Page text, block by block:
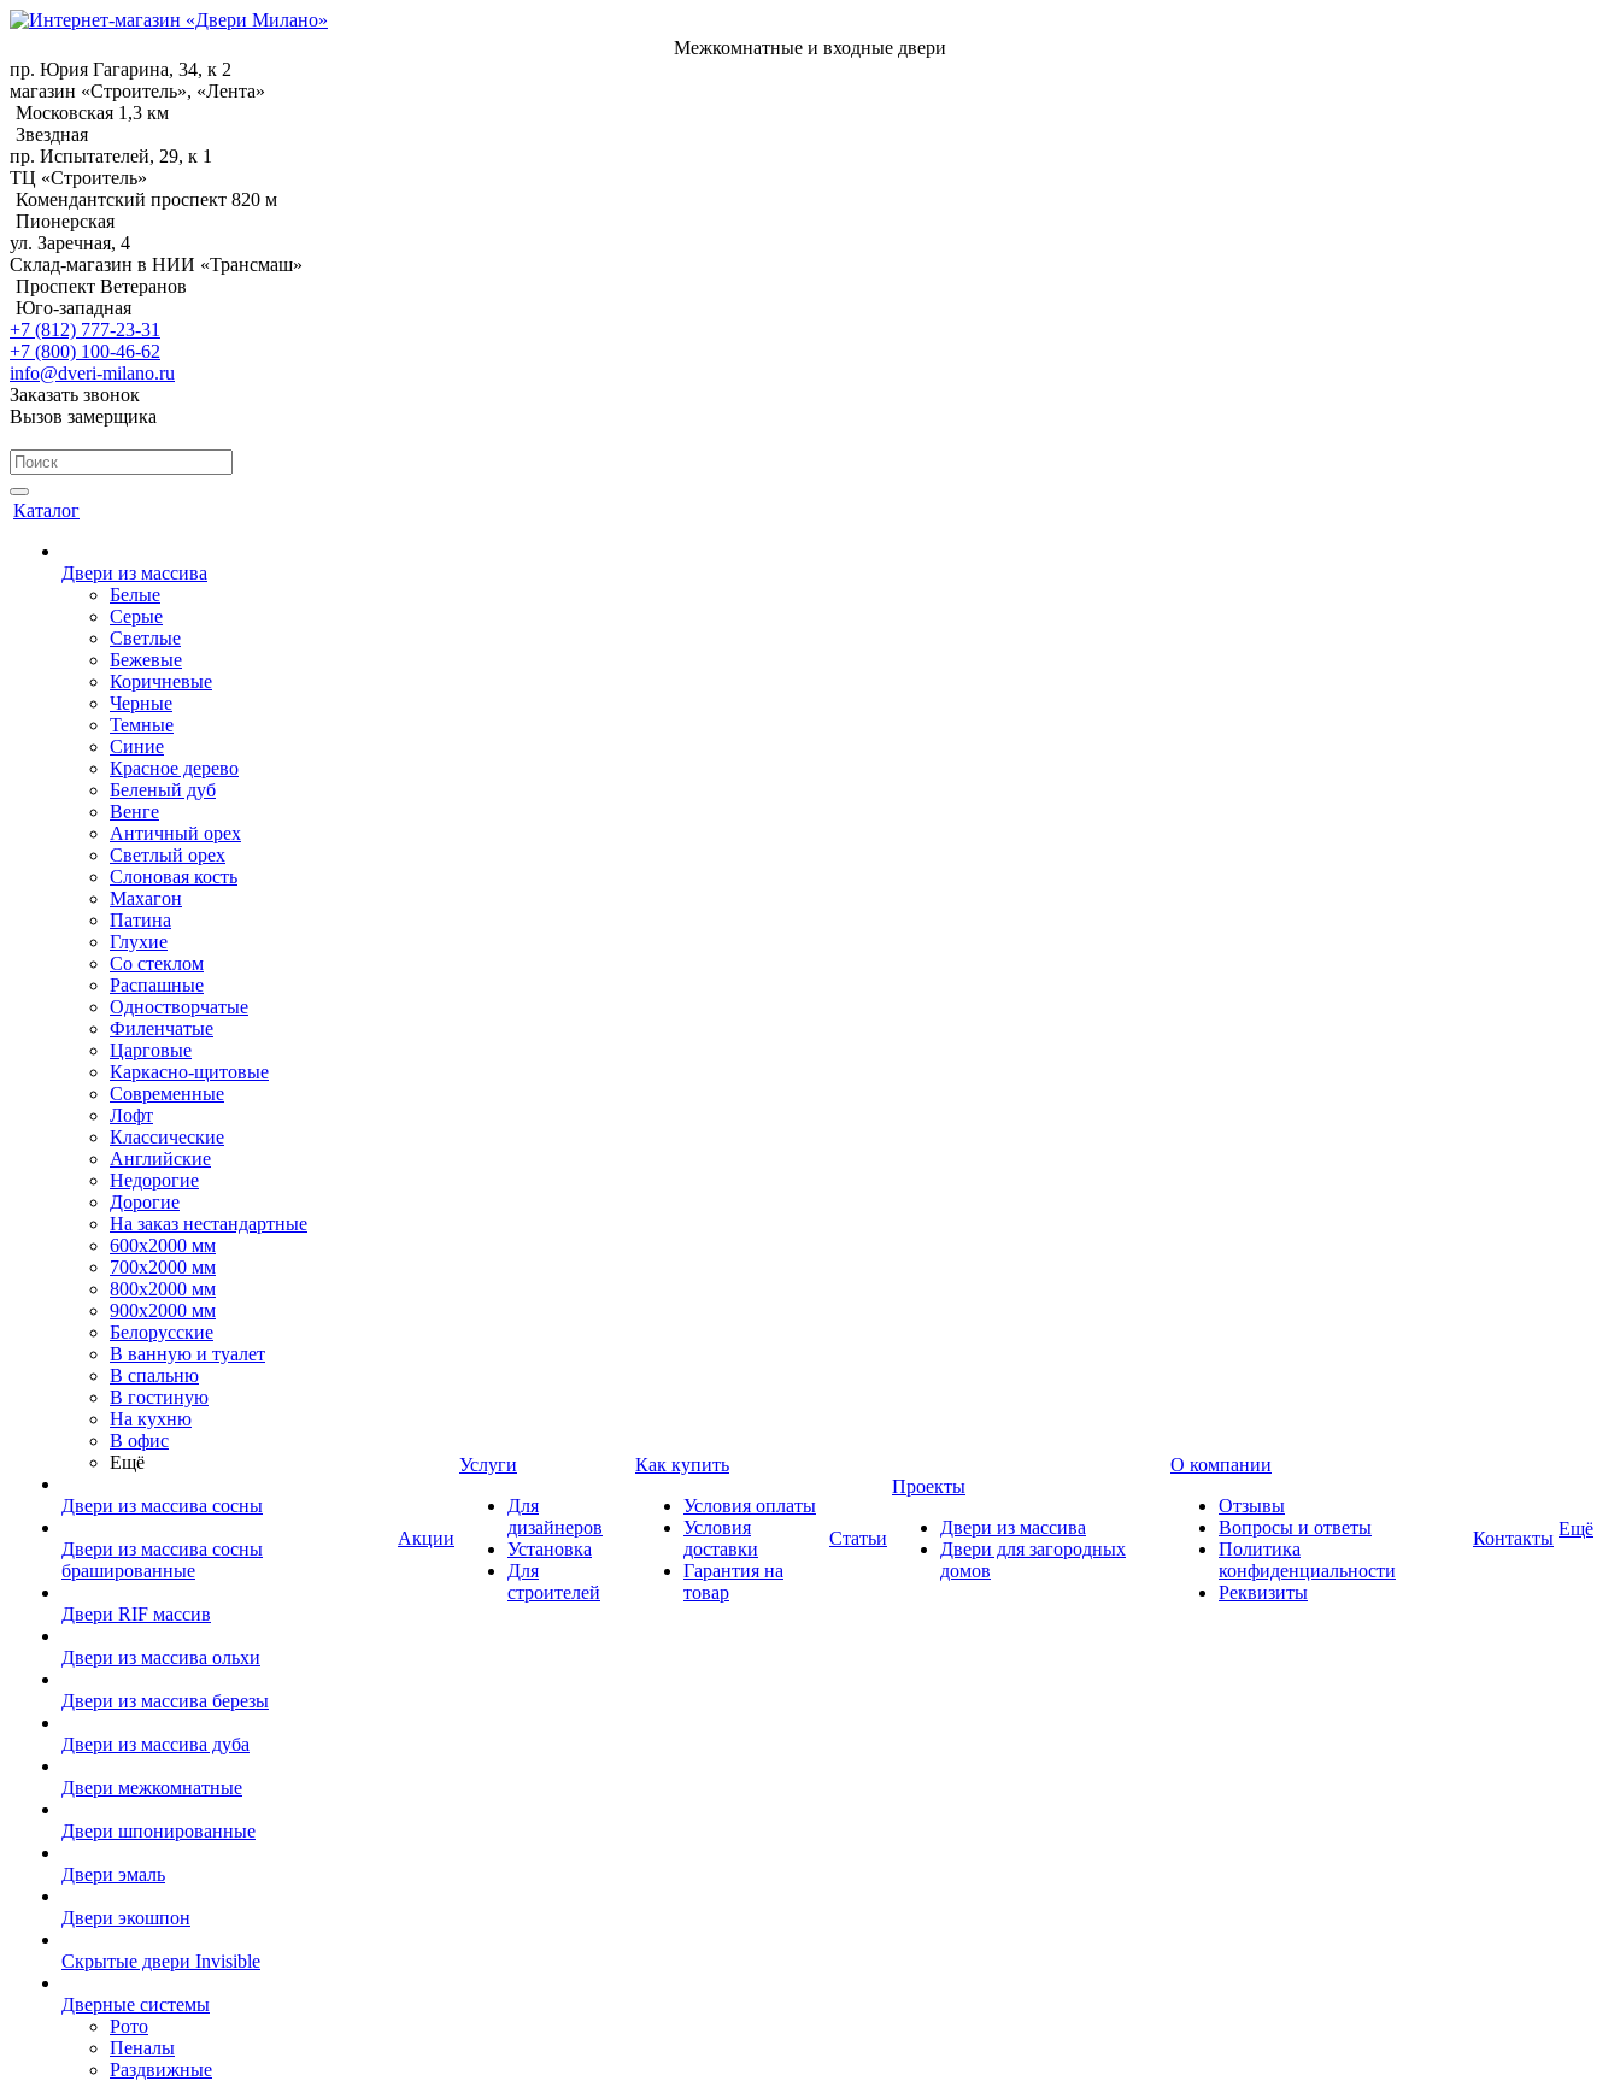
Межкомнатные и входные двери
пр. Юрия Гагарина, 34, к 2
магазин «Строитель», «Лента»
Московская 1,3 км
Звездная
пр. Испытателей, 29, к 1
ТЦ «Строитель»
Комендантский проспект 820 м
Пионерская
ул. Заречная, 4
Склад-магазин в НИИ «Трансмаш»
Проспект Ветеранов
Юго-западная
+7 (812) 777-23-31
+7 (800) 100-46-62
info@dveri-milano.ru
Заказать звонок
Вызов замерщика
Каталог
Двери из массива
Белые
Серые
Светлые
Бежевые
Коричневые
Черные
Темные
Синие
Красное дерево
Беленый дуб
Венге
Античный орех
Светлый орех
Слоновая кость
Махагон
Патина
Глухие
Со стеклом
Распашные
Одностворчатые
Филенчатые
Царговые
Каркасно-щитовые
Современные
Лофт
Классические
Английские
Недорогие
Дорогие
На заказ нестандартные
600х2000 мм
700х2000 мм
800х2000 мм
900х2000 мм
Белорусские
В ванную и туалет
В спальню
В гостиную
На кухню
В офис
Ещё
Двери из массива сосны
Двери из массива сосны
брашированные
Двери RIF массив
Двери из массива ольхи
Двери из массива березы
Двери из массива дуба
Двери межкомнатные
Двери шпонированные
Двери эмаль
Двери экошпон
Скрытые двери Invisible
Дверные системы
Рото
Пеналы
Раздвижные
Акции
Услуги
Для
дизайнеров
Установка
Для
строителей
Как купить
Условия оплаты
Условия
доставки
Гарантия на
товар
Статьи
Проекты
Двери из массива
Двери для загородных
домов
О компании
Отзывы
Вопросы и ответы
Политика
конфиденциальности
Реквизиты
Контакты Ещё